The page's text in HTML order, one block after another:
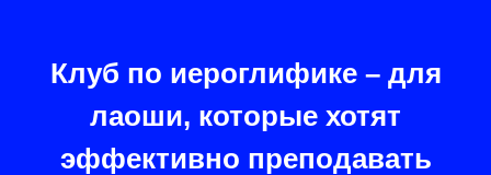
Клуб по иероглифике – для
лаоши, которые хотят
эффективно преподавать